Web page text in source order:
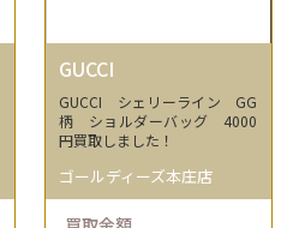
GUCCI
GUCCI シェリーライン GG
柄 ショルダーバッグ 4000
円買取しました！
ゴールディーズ本庄店